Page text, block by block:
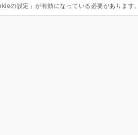
の設定」が有効になっている必要があります。